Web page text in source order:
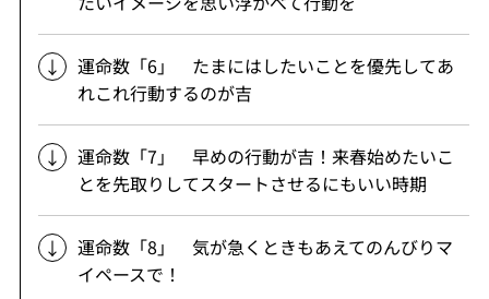
運命数「6」 たまにはしたいことを優先してあ
れこれ行動するのが吉
運命数「7」 早めの行動が吉！来春始めたいこ
とを先取りしてスタートさせるにもいい時期
運命数「8」 気が急くときもあえてのんびりマ
イペースで！